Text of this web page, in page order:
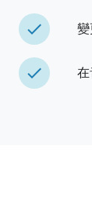
done
done